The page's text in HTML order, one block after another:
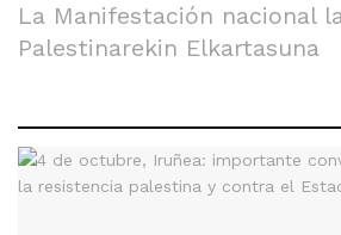
La Manifestación nacional
Palestinarekin Elkartasuna